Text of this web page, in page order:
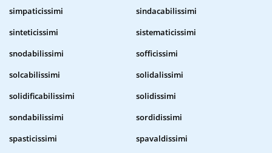
simpaticissimi
sindacabilissimi
sinteticissimi
sistematicissimi
snodabilissimi
sofficissimi
solcabilissimi
solidalissimi
solidificabilissimi
solidissimi
sondabilissimi
sordidissimi
spasticissimi
spavaldissimi